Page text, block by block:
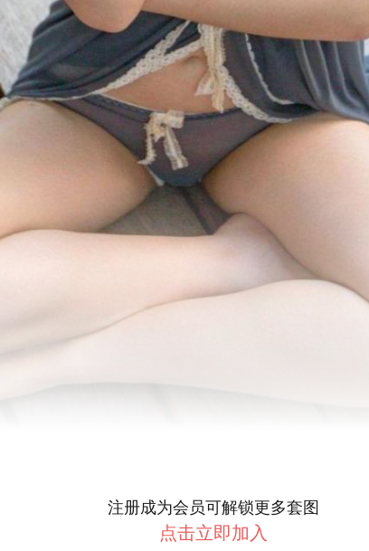
注册成为会员可解锁更多套图
点击立即加入